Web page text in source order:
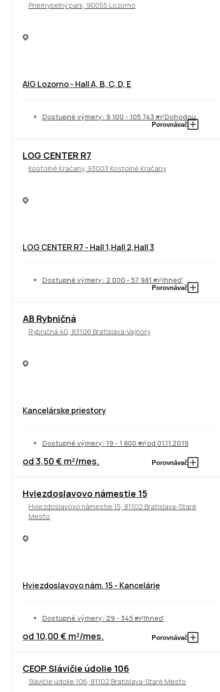
Priemyselný park, 90055 Lozorno
AIG Lozorno - Hall A, B, C, D, E
Dostupné výmery: 9 100 - 105 743 m²Dohodou
Porovnávač
TOP
LOG CENTER R7
Kostolné Kračany, 93003 Kostolné Kračany
LOG CENTER R7 - Hall 1,Hall 2,Hall 3
Dostupné výmery: 2 000 - 57 981 m²Ihneď
Porovnávač
AB Rybničná
Rybničná 40, 83106 Bratislava-Vajnory
Kancelárske priestory
Dostupné výmery: 19 - 1 800 m²od 01.11.2019
od 3,50 € m²/mes. Porovnávač
ODPORÚČAME
Hviezdoslavovo námestie 15
Hviezdoslavovo námestie 15, 81102 Bratislava-Staré
Mesto
Hviezdoslavovo nám. 15 - Kancelárie
Dostupné výmery: 29 - 345 m²Ihneď
od 10,00 € m²/mes. Porovnávač
CEOP Slávičie údolie 106
Slávičie údolie 106, 81102 Bratislava-Staré Mesto